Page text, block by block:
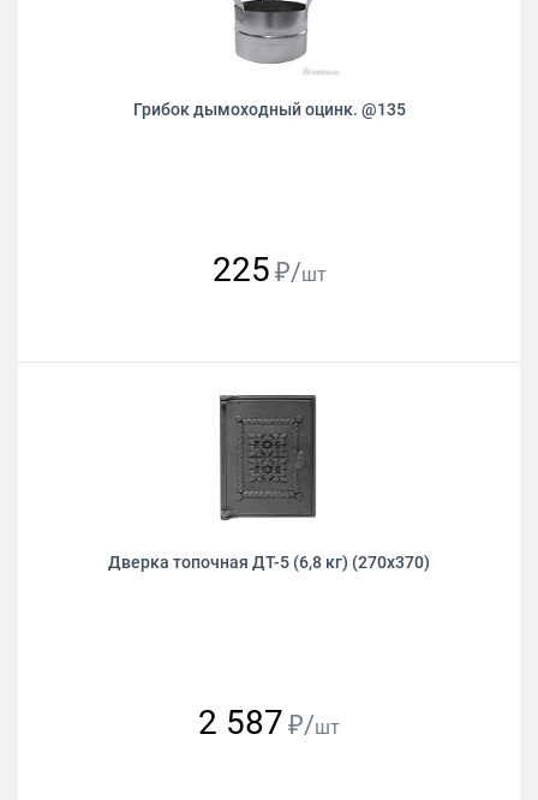
Грибок дымоходный оцинк. @135
225 ₽/шт
Дверка топочная ДТ-5 (6,8 кг) (270х370)
2 587 ₽/шт